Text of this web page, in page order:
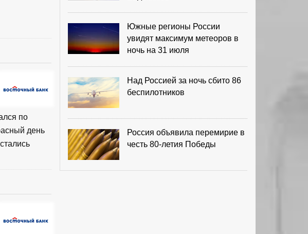
по
день
Южные регионы России
увидят максимум метеоров в
ночь на 31 июля
Над Россией за ночь сбито 86
беспилотников
Россия объявила перемирие в
честь 80-летия Победы